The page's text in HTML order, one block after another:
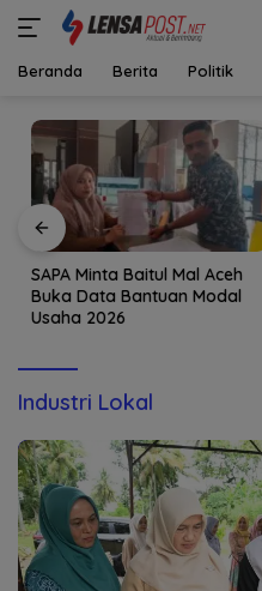
konten
Beranda Berita Politik
SAPA Minta Baitul Mal Aceh
Buka Data Bantuan Modal
Usaha 2026
Industri Lokal